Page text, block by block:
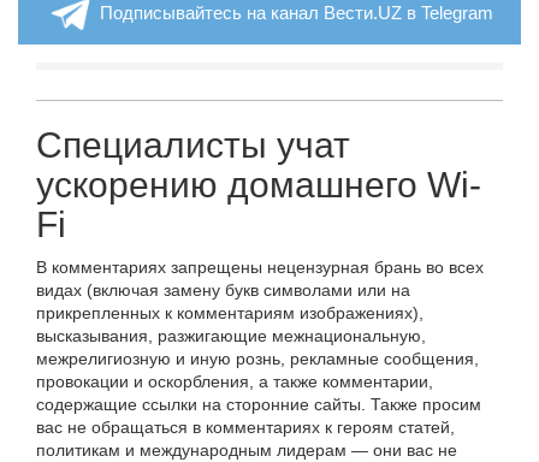
Подписывайтесь на канал Вести.UZ в Telegram
Специалисты учат
ускорению домашнего Wi-
Fi
В комментариях запрещены нецензурная брань во всех
видах (включая замену букв символами или на
прикрепленных к комментариям изображениях),
высказывания, разжигающие межнациональную,
межрелигиозную и иную рознь, рекламные сообщения,
провокации и оскорбления, а также комментарии,
содержащие ссылки на сторонние сайты. Также просим
вас не обращаться в комментариях к героям статей,
политикам и международным лидерам — они вас не